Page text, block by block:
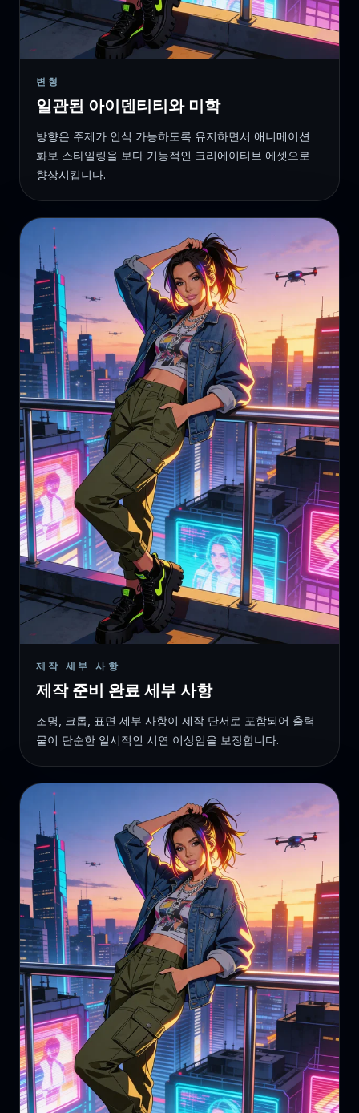
변형
일관된 아이덴티티와 미학
방향은 주제가 인식 가능하도록 유지하면서 애니메이션
화보 스타일링을 보다 기능적인 크리에이티브 에셋으로
향상시킵니다.
제작 세부 사항
제작 준비 완료 세부 사항
조명, 크롭, 표면 세부 사항이 제작 단서로 포함되어 출력
물이 단순한 일시적인 시연 이상임을 보장합니다.